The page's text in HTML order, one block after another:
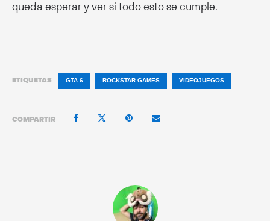
queda esperar y ver si todo esto se cumple.
ETIQUETAS GTA 6 ROCKSTAR GAMES VIDEOJUEGOS
COMPARTIR